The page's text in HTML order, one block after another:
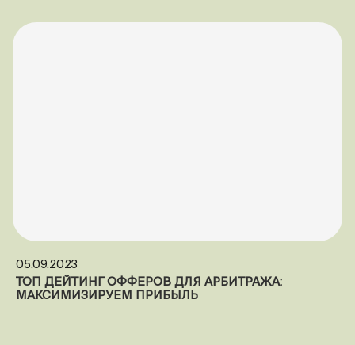
05.09.2023
ТОП ДЕЙТИНГ ОФФЕРОВ ДЛЯ АРБИТРАЖА:
МАКСИМИЗИРУЕМ ПРИБЫЛЬ